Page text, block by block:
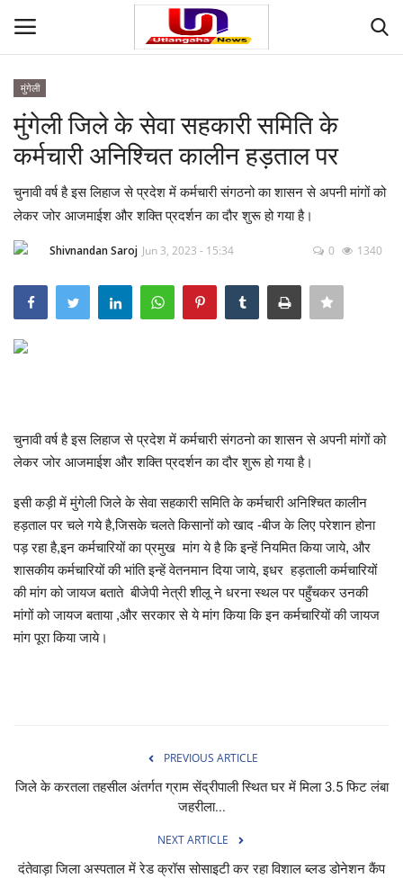
Home
Contact
देश
मनोरंजन
राज्य
खेल
लाइफस्टाइल
वीडियो
संस्कृति मंच
मुंगेली
मुंगेली जिले के सेवा सहकारी समिति के
कर्मचारी अनिश्चित कालीन हड़ताल पर
चुनावी वर्ष है इस लिहाज से प्रदेश में कर्मचारी संगठनो का शासन से अपनी मांगों को
लेकर जोर आजमाईश और शक्ति प्रदर्शन का दौर शुरू हो गया है।
Shivnandan Saroj Jun 3, 2023 - 15:34 0 1340
चुनावी वर्ष है इस लिहाज से प्रदेश में कर्मचारी संगठनो का शासन से अपनी मांगों को
लेकर जोर आजमाईश और शक्ति प्रदर्शन का दौर शुरू हो गया है।
इसी कड़ी में मुंगेली जिले के सेवा सहकारी समिति के कर्मचारी अनिश्चित कालीन
हड़ताल पर चले गये है,जिसके चलते किसानों को खाद -बीज के लिए परेशान होना
पड़ रहा है,इन कर्मचारियों का प्रमुख मांग ये है कि इन्हें नियमित किया जाये, और
शासकीय कर्मचारियों की भांति इन्हें वेतनमान दिया जाये, इधर हड़ताली कर्मचारियों
की मांग को जायज बताते बीजेपी नेत्री शीलू ने धरना स्थल पर पहुँचकर उनकी
मांगों को जायज बताया ,और सरकार से ये मांग किया कि इन कर्मचारियों की जायज
मांग पूरा किया जाये।
PREVIOUS ARTICLE
जिले के करतला तहसील अंतर्गत ग्राम सेंद्रीपाली स्थित घर में मिला 3.5 फिट लंबा
जहरीला...
NEXT ARTICLE
दंतेवाड़ा जिला अस्पताल में रेड क्रॉस सोसाइटी कर रहा विशाल ब्लड डोनेशन कैंप